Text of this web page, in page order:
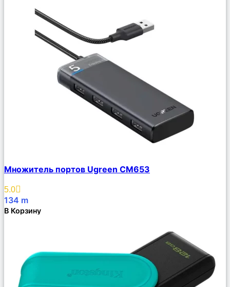
Описание
Избранное
Множитель портов Ugreen CM653
5.0
134 m
В Корзину